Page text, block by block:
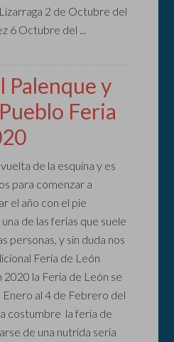
2 de Octubre del
6 Octubre del ...
Palenque y
Feria
de la esquina y es
para comenzar a
el año con el pie
de las ferias que suele
personas, y sin duda nos
Feria de León
la Feria de León se
al 4 de Febrero del
costumbre la feria de
de una nutrida seria